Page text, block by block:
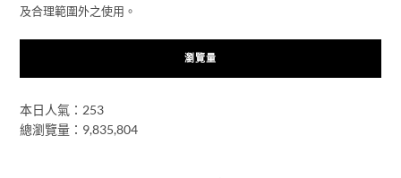
及合理範圍外之使用。
瀏覽量
本日人氣：253
總瀏覽量：9,835,804